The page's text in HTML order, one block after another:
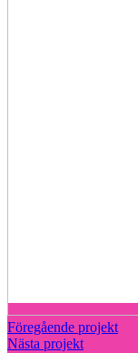
Föregående projekt
Nästa projekt